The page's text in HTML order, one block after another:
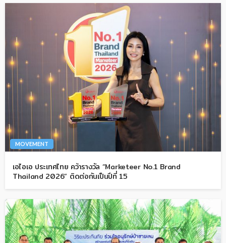
MOVEMENT
เอไอเอ ประเทศไทย คว้ารางวัล “Marketeer No.1 Brand
Thailand 2026” ติดต่อกันเป็นปีที่ 15